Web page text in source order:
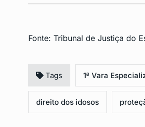
Fonte: Tribunal de Justiça do
Tags 1ª Vara
direito dos idosos